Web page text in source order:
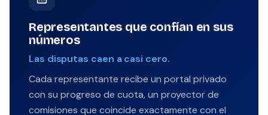
Representantes que confían en sus
números
Las disputas caen a casi cero.
Cada representante recibe un portal privado
con su progreso de cuota, un proyector de
comisiones que coincide exactamente con el